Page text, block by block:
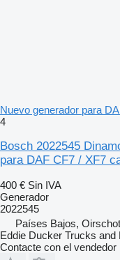
Nuevo generador para
4
Bosch 2022545
para DAF CF7 / XF7
400 € Sin IVA
Generador
2022545
Países Bajos, Oirschot
Eddie Ducker Trucks and
Contacte con el vendedor